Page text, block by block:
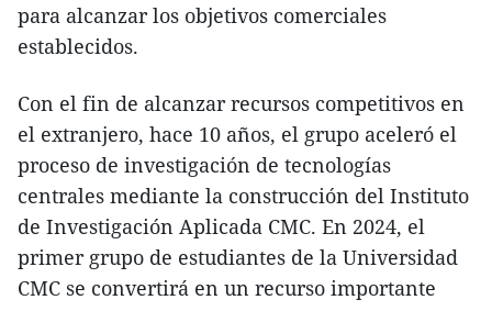
para alcanzar los objetivos comerciales
establecidos.
Con el fin de alcanzar recursos competitivos en
el extranjero, hace 10 años, el grupo aceleró el
proceso de investigación de tecnologías
centrales mediante la construcción del Instituto
de Investigación Aplicada CMC. En 2024, el
primer grupo de estudiantes de la Universidad
CMC se convertirá en un recurso importante